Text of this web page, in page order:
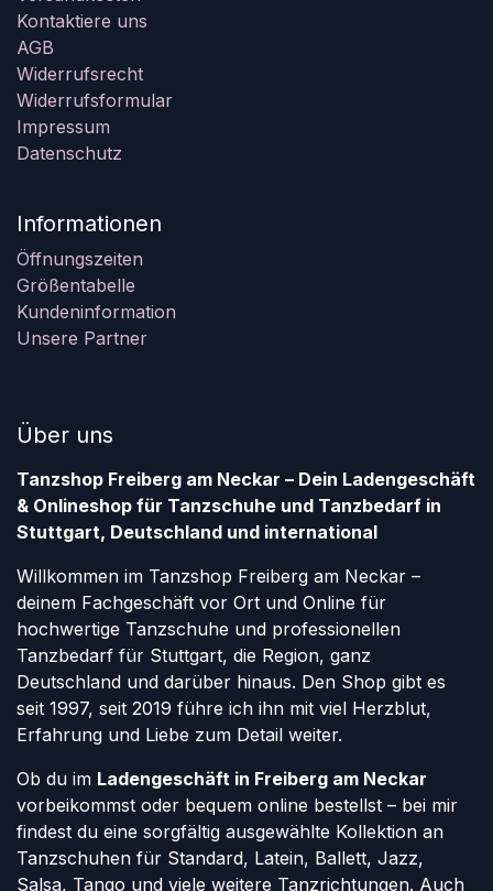
Kontaktiere uns
AGB
Widerrufsrecht
Widerrufsformular
Impressum
Datenschutz
Informationen
Öffnungszeiten
Größentabelle
Kundeninformation
Unsere Partner
Über uns
Tanzshop Freiberg am Neckar – Dein Ladengeschäft
& Onlineshop für Tanzschuhe und Tanzbedarf in
Stuttgart, Deutschland und international
Willkommen im Tanzshop Freiberg am Neckar –
deinem Fachgeschäft vor Ort und Online für
hochwertige Tanzschuhe und professionellen
Tanzbedarf für Stuttgart, die Region, ganz
Deutschland und darüber hinaus. Den Shop gibt es
seit 1997, seit 2019 führe ich ihn mit viel Herzblut,
Erfahrung und Liebe zum Detail weiter.
Ob du im Ladengeschäft in Freiberg am Neckar
vorbeikommst oder bequem online bestellst – bei mir
findest du eine sorgfältig ausgewählte Kollektion an
Tanzschuhen für Standard, Latein, Ballett, Jazz,
Salsa, Tango und viele weitere Tanzrichtungen. Auch